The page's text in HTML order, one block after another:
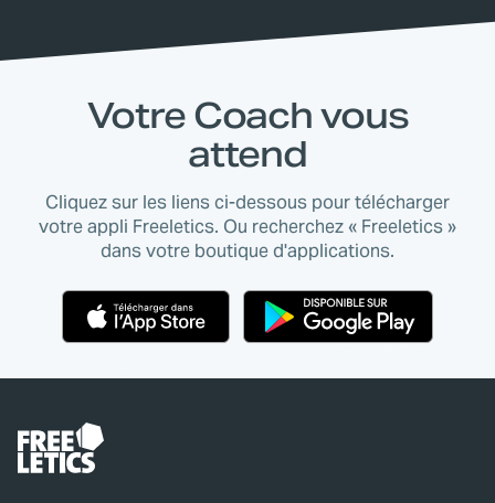
Votre Coach vous
attend
Cliquez sur les liens ci-dessous pour télécharger
votre appli Freeletics. Ou recherchez « Freeletics »
dans votre boutique d'applications.